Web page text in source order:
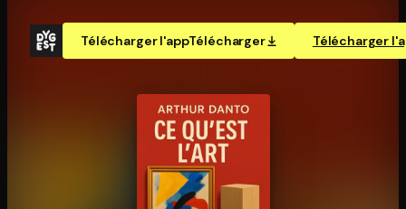
Télécharger l'appTélécharger Télécharger